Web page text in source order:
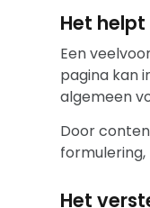
Het
Een
pagina kan
algemeen
Door
formulering,
Het